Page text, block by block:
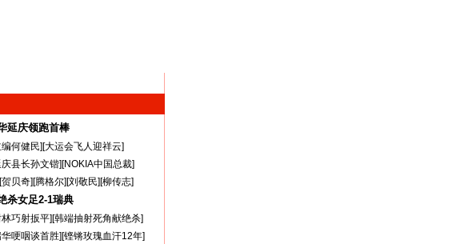
延庆领跑首棒
何健民][大运会飞人迎祥云]
县长孙文锴][NOKIA中国总裁]
贺贝奇][腾格尔][刘敬民][柳传志]
杀女足2-1瑞典
巧射扳平][韩端抽射死角献绝杀]
哽咽谈首胜][铿锵玫瑰血汗12年]